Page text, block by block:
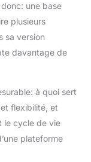
une base
plusieurs
sa version
davantage de
à quoi sert
flexibilité, et
le cycle de vie
plateforme